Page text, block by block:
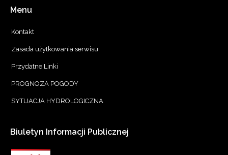
Menu
Kontakt
Zasada użytkowania serwisu
Przydatne Linki
PROGNOZA POGODY
SYTUACJA HYDROLOGICZNA
Biuletyn Informacji Publicznej